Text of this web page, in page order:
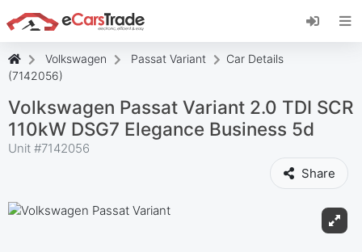
Instala la aplicación web de eCarsTrade,
añádela a tu pantalla de inicio y recibe
actualizaciones al instante.
Volkswagen Passat Variant
Car Details
(7142056)
Volkswagen Passat Variant 2.0 TDI SCR
110kW DSG7 Elegance Business 5d
Unit #7142056
Share